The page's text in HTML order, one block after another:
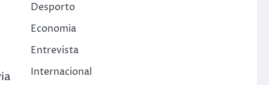
Desporto
Economia
Entrevista
Internacional